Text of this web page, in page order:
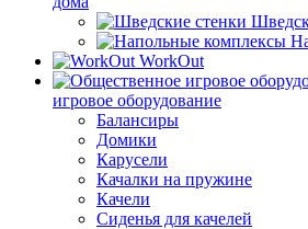
WorkOut
игровое оборудование
Балансиры
Домики
Карусели
Качалки на пружине
Качели
Сиденья для качелей